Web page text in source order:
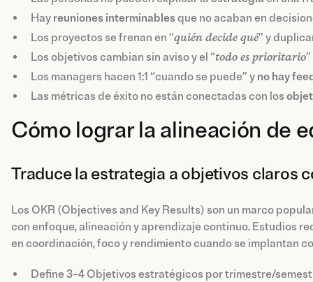
Hay reuniones interminablesque no acaban en
Los proyectos se frenan en “quién decide qué” y
Los objetivos cambian sin aviso y el “todo es prioritario
Los managers hacen 1:1 “cuando se puede” y no hay
Las métricas de éxito no están conectadas con los
Cómo lograr la alineación de
Traduce la estrategia a objetivos claros
Los OKR (Objectives and Key Results) son un marco
con enfoque, alineación y aprendizaje continuo. Estudios
en coordinación, foco y rendimiento cuando se implantan
Define 3–4 Objetivos estratégicos por trimestre/